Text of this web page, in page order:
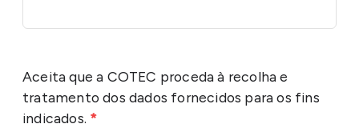
Aceita que a COTEC proceda à recolha e
tratamento dos dados fornecidos para os fins
indicados. *